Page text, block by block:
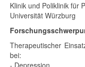
Klinik und Poliklinik für
Universität Würzburg
Therapeutischer
bei: